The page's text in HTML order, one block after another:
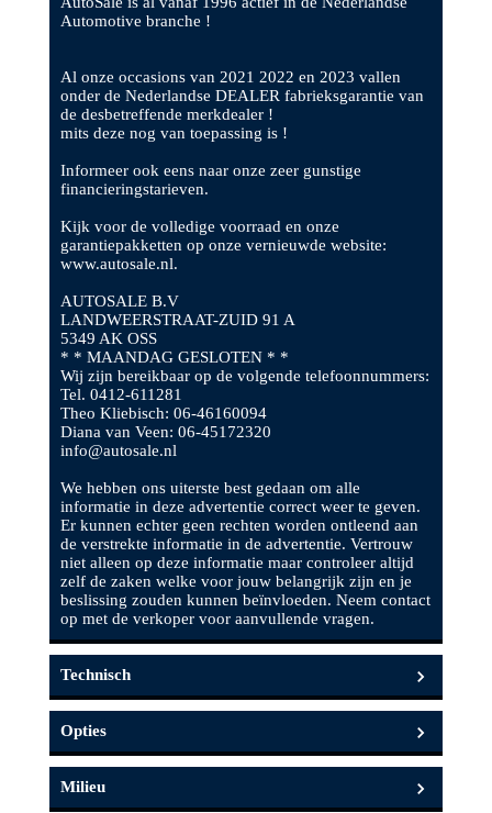
Automotive branche !
Al onze occasions van 2021 2022 en 2023 vallen
onder de Nederlandse DEALER fabrieksgarantie van
de desbetreffende merkdealer !
mits deze nog van toepassing is !
Informeer ook eens naar onze zeer gunstige
financieringstarieven.
Kijk voor de volledige voorraad en onze
garantiepakketten op onze vernieuwde website:
www.autosale.nl.
AUTOSALE B.V
LANDWEERSTRAAT-ZUID 91 A
5349 AK OSS
* * MAANDAG GESLOTEN * *
Wij zijn bereikbaar op de volgende telefoonnummers:
Tel. 0412-611281
Theo Kliebisch: 06-46160094
Diana van Veen: 06-45172320
info@autosale.nl
We hebben ons uiterste best gedaan om alle
informatie in deze advertentie correct weer te geven.
Er kunnen echter geen rechten worden ontleend aan
de verstrekte informatie in de advertentie. Vertrouw
niet alleen op deze informatie maar controleer altijd
zelf de zaken welke voor jouw belangrijk zijn en je
beslissing zouden kunnen beïnvloeden. Neem contact
op met de verkoper voor aanvullende vragen.
Technisch
Vermogen
Aantal cilinders
Opties
Infotainment
Milieu